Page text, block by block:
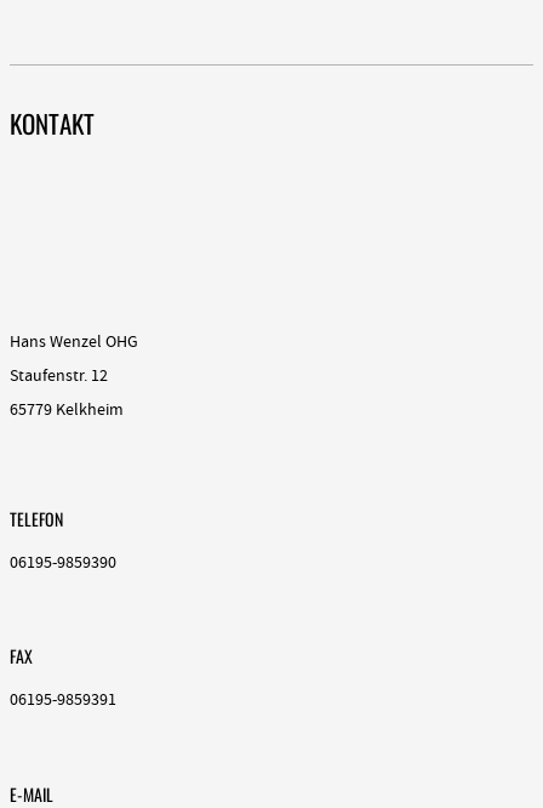
KONTAKT
Hans Wenzel OHG
Staufenstr. 12
65779 Kelkheim
TELEFON
06195-9859390
FAX
06195-9859391
E-MAIL